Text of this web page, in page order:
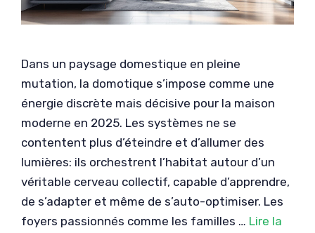
Dans un paysage domestique en pleine
mutation, la domotique s’impose comme une
énergie discrète mais décisive pour la maison
moderne en 2025. Les systèmes ne se
contentent plus d’éteindre et d’allumer des
lumières: ils orchestrent l’habitat autour d’un
véritable cerveau collectif, capable d’apprendre,
de s’adapter et même de s’auto-optimiser. Les
foyers passionnés comme les familles … Lire la